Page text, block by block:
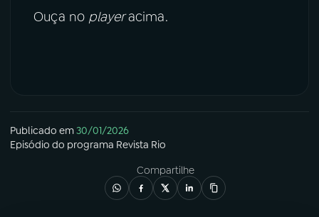
Ouça no playeracima.
Publicado em30/01/2026
Episódio do programa Revista Rio
Compartilhe